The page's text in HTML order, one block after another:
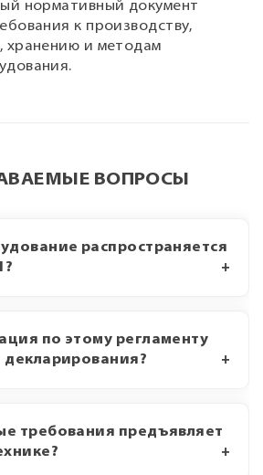
нормативный документ
к производству,
хранению и методам
ВОПРОСЫ
распространяется
по этому регламенту
декларирования?
требования предъявляет